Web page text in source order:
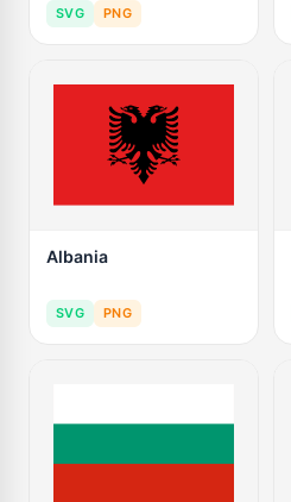
SVG PNG
Albania
SVG PNG